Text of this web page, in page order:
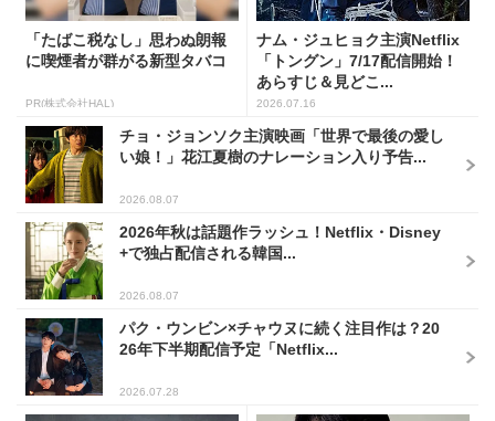
「たばこ税なし」思わぬ朗報
に喫煙者が群がる新型タバコ
PR(株式会社HAL)
ナム・ジュヒョク主演Netflix
「トングン」7/17配信開始！
あらすじ＆見どこ...
2026.07.16
チョ・ジョンソク主演映画「世界で最後の愛し
い娘！」花江夏樹のナレーション入り予告...
2026.08.07
2026年秋は話題作ラッシュ！Netflix・Disney
+で独占配信される韓国...
2026.08.07
パク・ウンビン×チャウヌに続く注目作は？20
26年下半期配信予定「Netflix...
2026.07.28